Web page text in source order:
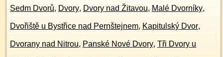
Sedm Dvorů, Dvory, Dvory nad Žitavou, Malé Dvorníky,
Dvořiště u Bystřice nad Pernštejnem, Kapitulský Dvor,
Dvorany nad Nitrou, Panské Nové Dvory, Tři Dvory u